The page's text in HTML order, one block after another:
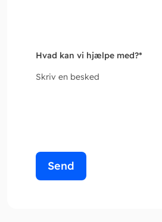
Hvad kan vi hjælpe med?*
Skriv en besked
Send